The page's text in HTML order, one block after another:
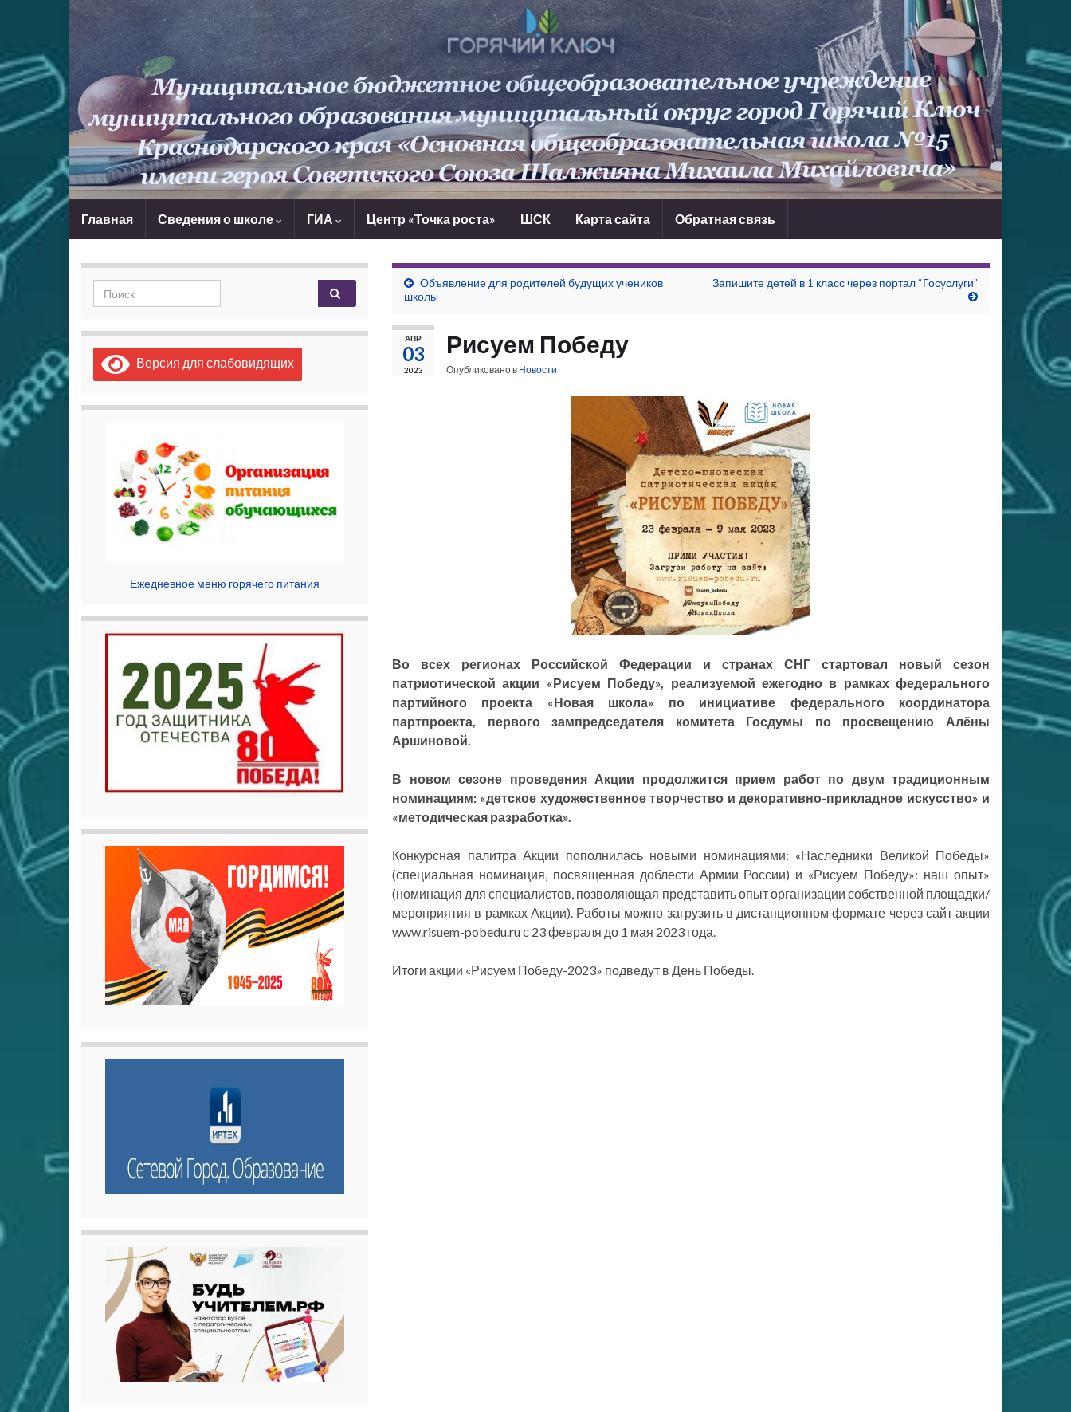
Главная Сведения о школе ГИА Центр «Точка роста» ШСК Карта сайта Обратная связь
Объявление для родителей будущих учеников
школы
Запишите детей в 1 класс через портал “Госуслуги”
АПР
03
2023
Рисуем Победу
Опубликовано в Новости
Во всех регионах Российской Федерации и странах СНГ стартовал новый сезон
патриотической акции «Рисуем Победу», реализуемой ежегодно в рамках федерального
партийного проекта «Новая школа» по инициативе федерального координатора
партпроекта, первого зампредседателя комитета Госдумы по просвещению Алёны
Аршиновой.
В новом сезоне проведения Акции продолжится прием работ по двум традиционным
номинациям: «детское художественное творчество и декоративно-прикладное искусство» и
«методическая разработка».
Конкурсная палитра Акции пополнилась новыми номинациями: «Наследники Великой Победы»
(специальная номинация, посвященная доблести Армии России) и «Рисуем Победу»: наш опыт»
(номинация для специалистов, позволяющая представить опыт организации собственной площадки/
мероприятия в рамках Акции). Работы можно загрузить в дистанционном формате через сайт акции
www.risuem-pobedu.ru с 23 февраля до 1 мая 2023 года.
Итоги акции «Рисуем Победу-2023» подведут в День Победы.
Search for:
Версия для слабовидящих
Ежедневное меню горячего питания